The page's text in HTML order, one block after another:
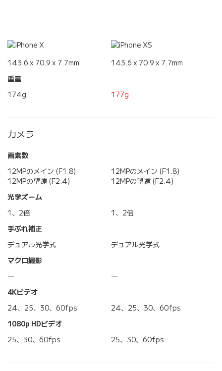
143.6 x 70.9 x 7.7mm
143.6 x 70.9 x 7.7mm
重量
174g
177g
カメラ
画素数
12MPのメイン (F1.8)
12MPの望遠 (F2.4)
12MPのメイン (F1.8)
12MPの望遠 (F2.4)
光学ズーム
1、2倍
1、2倍
手ぶれ補正
デュアル光学式
デュアル光学式
マクロ撮影
―
―
4Kビデオ
24、25、30、60fps
24、25、30、60fps
1080p HDビデオ
25、30、60fps
25、30、60fps